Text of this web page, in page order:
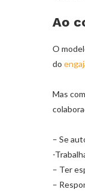
Ao
O
do
Mas
– Se
-
– Ter
–